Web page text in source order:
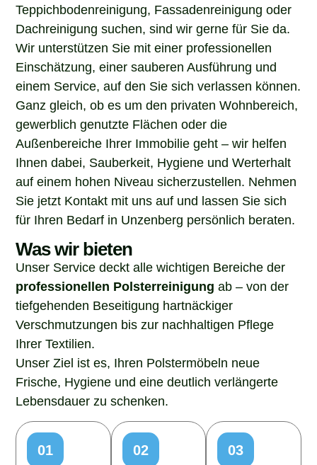
Teppichbodenreinigung, Fassadenreinigung oder
Dachreinigung suchen, sind wir gerne für Sie da.
Wir unterstützen Sie mit einer professionellen
Einschätzung, einer sauberen Ausführung und
einem Service, auf den Sie sich verlassen können.
Ganz gleich, ob es um den privaten Wohnbereich,
gewerblich genutzte Flächen oder die
Außenbereiche Ihrer Immobilie geht – wir helfen
Ihnen dabei, Sauberkeit, Hygiene und Werterhalt
auf einem hohen Niveau sicherzustellen. Nehmen
Sie jetzt Kontakt mit uns auf und lassen Sie sich
für Ihren Bedarf in Unzenberg persönlich beraten.
Was wir bieten
Unser Service deckt alle wichtigen Bereiche der
professionellen Polsterreinigung ab – von der
tiefgehenden Beseitigung hartnäckiger
Verschmutzungen bis zur nachhaltigen Pflege
Ihrer Textilien.
Unser Ziel ist es, Ihren Polstermöbeln neue
Frische, Hygiene und eine deutlich verlängerte
Lebensdauer zu schenken.
01
02
03